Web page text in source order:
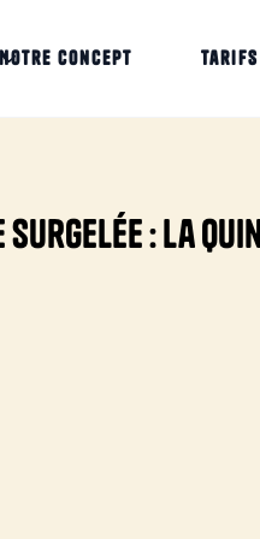
Notre concept Tarifs
surgelée : la